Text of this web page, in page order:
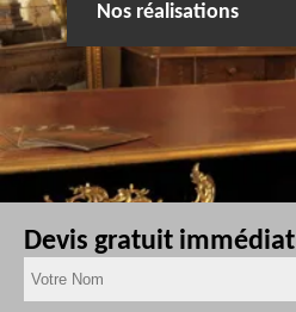
Nos réalisations
Devis gratuit immédiat